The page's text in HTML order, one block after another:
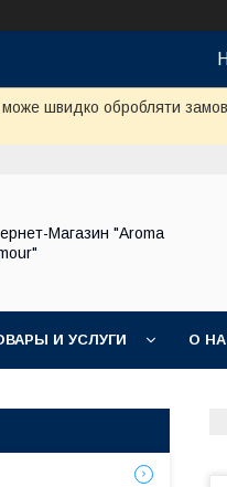
швидко обробляти
Магазин "Aroma
И УСЛУГИ О